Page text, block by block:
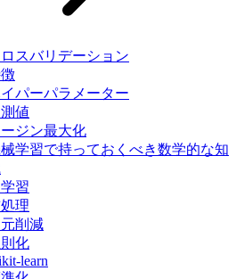
スバリデーション
パーパラメーター
値
ジン最大化
学習で持っておくべき数学的な知
習
理
削減
化
learn